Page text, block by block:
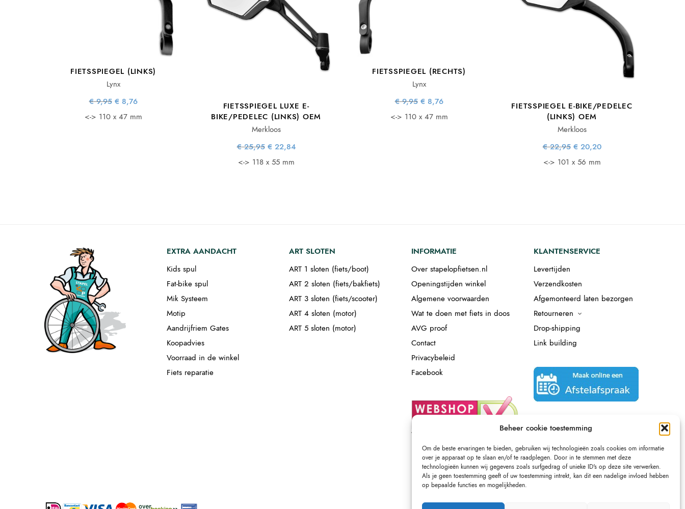
Beheer cookie toestemming
Om de beste ervaringen te bieden, gebruiken wij technologieën zoals cookies om informatie
over je apparaat op te slaan en/of te raadplegen. Door in te stemmen met deze
technologieën kunnen wij gegevens zoals surfgedrag of unieke ID's op deze site verwerken.
Als je geen toestemming geeft of uw toestemming intrekt, kan dit een nadelige invloed hebben
op bepaalde functies en mogelijkheden.
FIETSSPIEGEL (LINKS)
Lynx
€9,95 Oorspronkelijke
prijs was:
€ 9,95.
€ 8,76Huidige
€ 8,76.
<-> 110 x 47 mm
FIETSSPIEGEL LUXE E-
BIKE/PEDELEC (LINKS) OEM
Merkloos
€25,95 Oorspronkelijke
prijs was:
€ 25,95.
€ 22,84
<-> 118 x 55 mm
FIETSSPIEGEL (RECHTS)
Lynx
€9,95 Oorspronkelijke
prijs was:
€ 9,95.
€ 8,76Huidige
€ 8,76.
<-> 110 x 47 mm
FIETSSPIEGEL E-BIKE/PEDELEC
(LINKS) OEM
Merkloos
€22,95 Oorspronkelijke
prijs was:
€ 22,95.
€ 20,20
<-> 101 x 56 mm
EXTRA AANDACHT
Kids spul
Fat-bike spul
Mik Systeem
Motip
Aandrijfriem Gates
Koopadvies
Voorraad in de winkel
Fiets reparatie
ART SLOTEN
ART 1 sloten (fiets/boot)
ART 2 sloten (fiets/bakfiets)
ART 3 sloten (fiets/scooter)
ART 4 sloten (motor)
ART 5 sloten (motor)
INFORMATIE
Over stapelopfietsen.nl
Openingstijden winkel
Algemene voorwaarden
Wat te doen met fiets in doos
AVG proof
Contact
Privacybeleid
Facebook
KLANTENSERVICE
Levertijden
Verzendkosten
Afgemonteerd laten bezorgen
Retourneren
Drop-shipping
Link building